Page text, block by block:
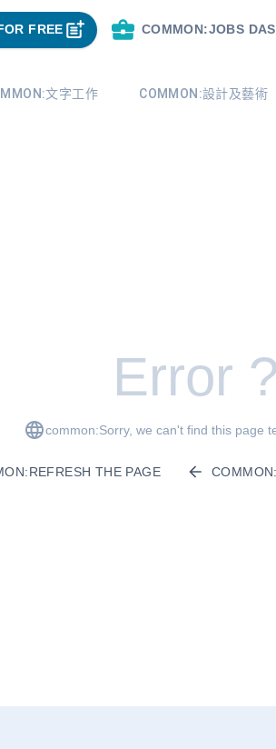
FREE COMMON:JOBS
文字工作 COMMON:設計及藝術
Error
common:Sorry, we can't find this page
THE PAGE